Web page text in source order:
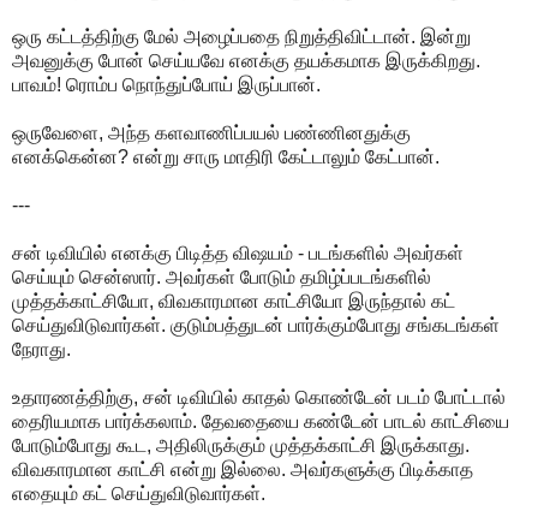
ஒரு கட்டத்திற்கு மேல் அழைப்பதை நிறுத்திவிட்டான். இன்று
அவனுக்கு போன் செய்யவே எனக்கு தயக்கமாக இருக்கிறது.
பாவம்! ரொம்ப நொந்துப்போய் இருப்பான்.
ஒருவேளை, அந்த களவாணிப்பயல் பண்ணினதுக்கு
எனக்கென்ன? என்று சாரு மாதிரி கேட்டாலும் கேட்பான்.
---
சன் டிவியில் எனக்கு பிடித்த விஷயம் - படங்களில் அவர்கள்
செய்யும் சென்ஸார். அவர்கள் போடும் தமிழ்ப்படங்களில்
முத்தக்காட்சியோ, விவகாரமான காட்சியோ இருந்தால் கட்
செய்துவிடுவார்கள். குடும்பத்துடன் பார்க்கும்போது சங்கடங்கள்
நேராது.
உதாரணத்திற்கு, சன் டிவியில் காதல் கொண்டேன் படம் போட்டால்
தைரியமாக பார்க்கலாம். தேவதையை கண்டேன் பாடல் காட்சியை
போடும்போது கூட, அதிலிருக்கும் முத்தக்காட்சி இருக்காது.
விவகாரமான காட்சி என்று இல்லை. அவர்களுக்கு பிடிக்காத
எதையும் கட் செய்துவிடுவார்கள்.